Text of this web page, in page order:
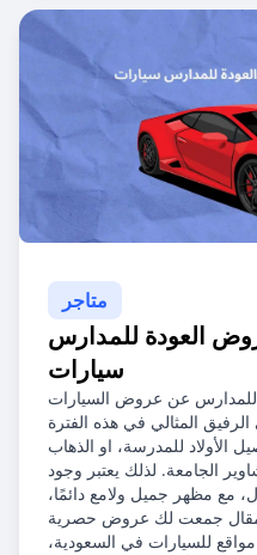
متاجر
العودة للمدارس
سيارات
للمدارس عن عروض السيارات
المثالي في هذه الفترة
الأولاد للمدرسة، او الذهاب
الجامعة. لذلك يعتبر وجود
مع مظهر جميل ولامع دائمًا،
في هذا المقال جمعت لك عروض حصرية
للسيارات في السعودية،